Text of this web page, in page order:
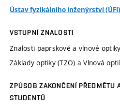
Ústav fyzikálního inženýrství (ÚFI)
VSTUPNÍ ZNALOSTI
Znalosti paprskové a vlnové
Základy optiky (TZO) a Vlnová
ZPŮSOB ZAKONČENÍ PŘEDMĚTU
STUDENTŮ